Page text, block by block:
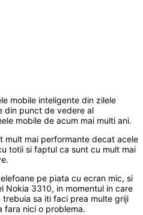
mobile inteligente din zilele
din punct de vedere al
mobile de acum mai multi ani.
mult mai performante decat acele
totii si faptul ca sunt cu mult mai
pe piata cu ecran mic, si
Nokia 3310, in momentul in care
sa iti faci prea multe griji
fara nici o problema.